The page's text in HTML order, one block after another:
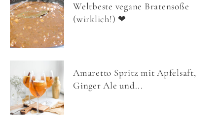
Weltbeste vegane Bratensoße
(wirklich!) ❤
Amaretto Spritz mit Apfelsaft,
Ginger Ale und...